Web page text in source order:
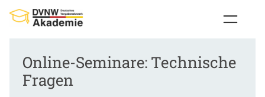
Inhalt
Online-Seminare: Technische
Fragen